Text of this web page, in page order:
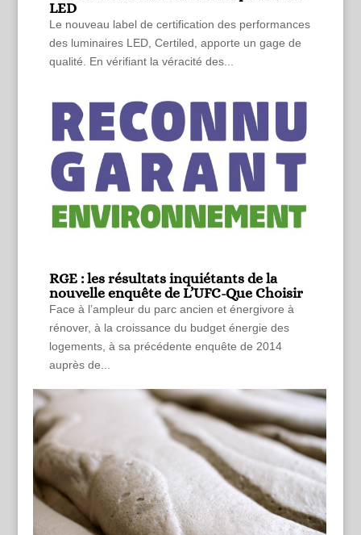
LED
Le nouveau label de certification des performances
des luminaires LED, Certiled, apporte un gage de
qualité. En vérifiant la véracité des...
RGE : les résultats inquiétants de la
nouvelle enquête de L’UFC-Que Choisir
Face à l’ampleur du parc ancien et énergivore à
rénover, à la croissance du budget énergie des
logements, à sa précédente enquête de 2014
auprès de...